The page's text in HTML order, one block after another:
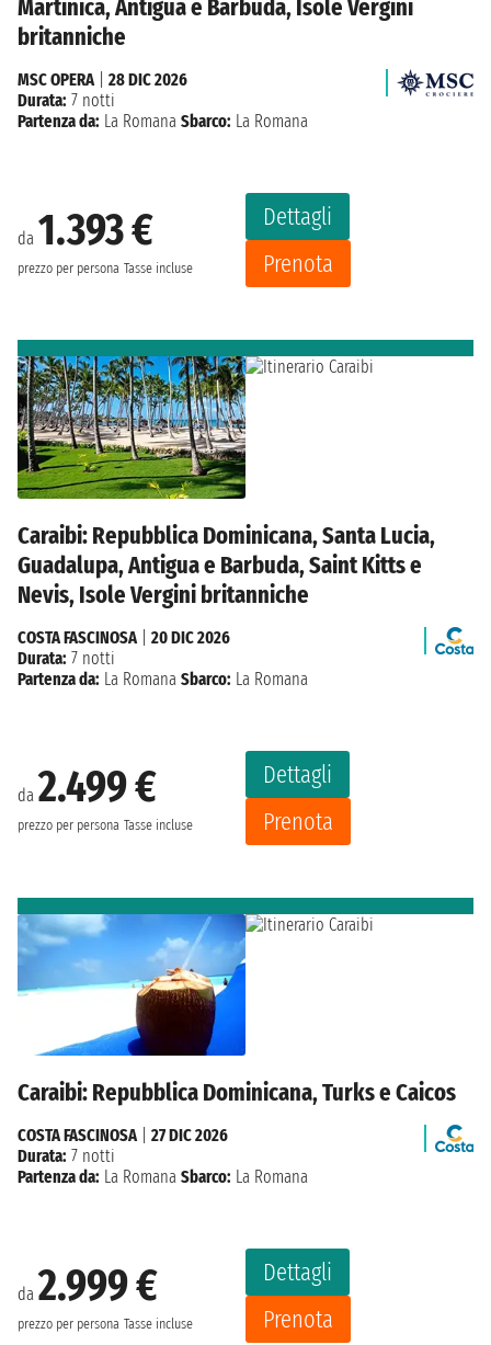
Martinica, Antigua e Barbuda, Isole Vergini
britanniche
da 1.393 €
prezzo per persona Tasse incluse
Dettagli
Prenota
MSC OPERA| 28 DIC 2026
Durata: 7 notti
Partenza da: La Romana Sbarco: La Romana
Caraibi: Repubblica Dominicana, Santa Lucia,
Guadalupa, Antigua e Barbuda, Saint Kitts e
Nevis, Isole Vergini britanniche
da 2.499 €
prezzo per persona Tasse incluse
Dettagli
Prenota
COSTA FASCINOSA| 20 DIC 2026
Durata: 7 notti
Partenza da: La Romana Sbarco: La Romana
Caraibi: Repubblica Dominicana, Turks e Caicos
da 2.999 €
prezzo per persona Tasse incluse
Dettagli
Prenota
COSTA FASCINOSA| 27 DIC 2026
Durata: 7 notti
Partenza da: La Romana Sbarco: La Romana